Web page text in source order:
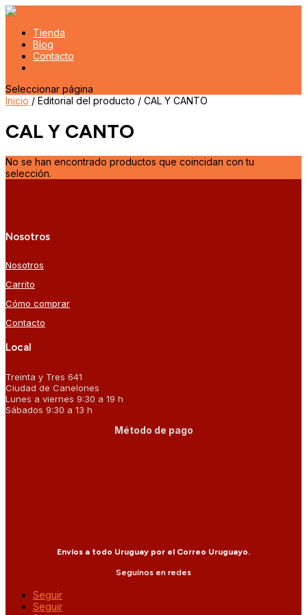
Tienda
Blog
Contacto
Seleccionar página
Inicio / Editorial del producto / CAL Y CANTO
CAL Y CANTO
No se han encontrado productos que coincidan con tu
selección.
Nosotros
Nosotros
Carrito
Cómo comprar
Contacto
Local
Treinta y Tres 641
Ciudad de Canelones
Lunes a viernes 9:30 a 19 h
Sábados 9:30 a 13 h
Método de pago
Envíos a todo Uruguay por el Correo Uruguayo.
Seguínos en redes
Seguir
Seguir